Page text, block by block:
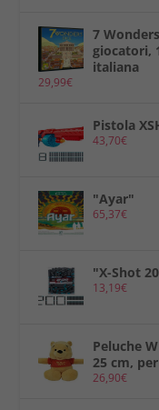
7
giocatori,
italiana
29,99€
Pistola
43,70€
"Ayar"
65,37€
"X-Shot
13,19€
Peluche
25 cm,
26,90€